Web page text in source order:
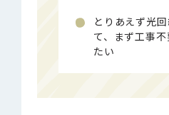
とりあえず光
て、まず工事
たい